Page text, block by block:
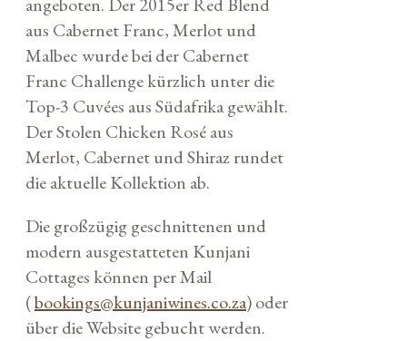
aus Cabernet Franc, Merlot und
Malbec wurde bei der Cabernet
Franc Challenge kürzlich unter die
Top-3 Cuvées aus Südafrika gewählt.
Der Stolen Chicken Rosé aus
Merlot, Cabernet und Shiraz rundet
die aktuelle Kollektion ab.
Die großzügig geschnittenen und
modern ausgestatteten Kunjani
Cottages können per Mail
(bookings@kunjaniwines.co.za) oder
über die Website gebucht werden.